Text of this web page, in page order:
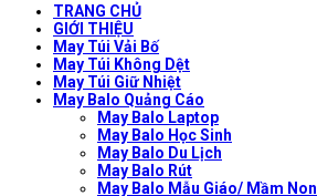
TRANG CHỦ
GIỚI THIỆU
May Túi Vải Bố
May Túi Không Dệt
May Túi Giữ Nhiệt
May Balo Quảng Cáo
May Balo Laptop
May Balo Học Sinh
May Balo Du Lịch
May Balo Rút
May Balo Mẫu Giáo/ Mầm Non